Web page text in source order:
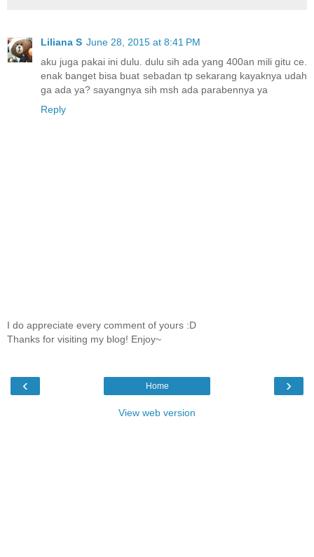
Liliana S June 28, 2015 at 8:41 PM
aku juga pakai ini dulu. dulu sih ada yang 400an mili gitu ce.
enak banget bisa buat sebadan tp sekarang kayaknya udah
ga ada ya? sayangnya sih msh ada parabennya ya
Reply
I do appreciate every comment of yours :D
Thanks for visiting my blog! Enjoy~
‹ ›
Home
View web version